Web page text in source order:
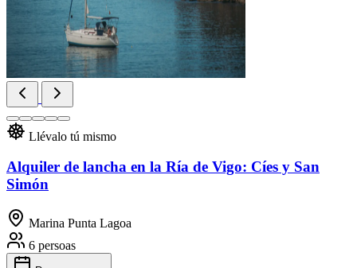
Llévalo tú mismo
Alquiler de lancha en la Ría de Vigo: Cíes y San
Simón
Marina Punta Lagoa
6 persoas